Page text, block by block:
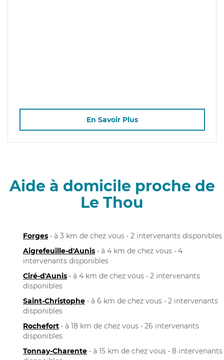
En Savoir Plus
Aide à domicile proche de
Le Thou
Forges • à 3 km de chez vous • 2 intervenants disponibles
Aigrefeuille-d'Aunis • à 4 km de chez vous • 4
intervenants disponibles
Ciré-d'Aunis • à 4 km de chez vous • 2 intervenants
disponibles
Saint-Christophe • à 6 km de chez vous • 2 intervenants
disponibles
Rochefort • à 18 km de chez vous • 26 intervenants
disponibles
Tonnay-Charente • à 15 km de chez vous • 8 intervenants